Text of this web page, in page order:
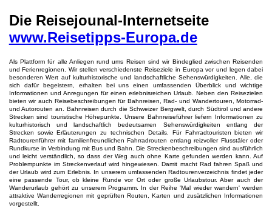
Die Reisejounal-Internetseite
www.Reisetipps-Europa.de
Als Plattform für alle Anliegen rund ums Reisen sind wir Bindeglied zwischen Reisenden
und Ferienregionen. Wir stellen verschiedenste Reiseziele in Europa vor und legen dabei
besonderen Wert auf kulturhistorische und landschaftliche Sehenswürdigkeiten. Alle, die
sich dafür begeistern, erhalten bei uns einen umfassenden Überblick und wichtige
Informationen und Anregungen für einen erlebnisreichen Urlaub. Neben den Reisezielen
bieten wir auch Reisebeschreibungen für Bahnreisen, Rad- und Wandertouren, Motorrad-
und Autorouten an. Bahnreisen durch die Schweizer Bergwelt, durch Südtirol und andere
Strecken sind touristische Höhepunkte. Unsere Bahnreiseführer liefern Informationen zu
kulturhistorisch und landschaftlich bedeutsamen Sehenswürdigkeiten entlang der
Strecken sowie Erläuterungen zu technischen Details. Für Fahrradtouristen bieten wir
Radtourenführer mit familienfreundlichen Fahrradrouten entlang reizvoller Flusstäler oder
Rundkurse in Verbindung mit Bus und Bahn. Die Streckenbeschreibungen sind ausführlich
und leicht verständlich, so dass der Weg auch ohne Karte gefunden werden kann. Auf
Problempunkte im Streckenverlauf wird hingewiesen. Damit macht Rad fahren Spaß und
der Urlaub wird zum Erlebnis. In unserem umfassenden Radtourenverzeichnis findet jeder
eine passende Tour, ob kleine Runde vor Ort oder große Urlaubstour. Aber auch der
Wanderurlaub gehört zu unserem Programm. In der Reihe 'Mal wieder wandern' werden
attraktive Wanderregionen mit geprüften Routen, Karten und zusätzlichen Informationen
vorgestellt.